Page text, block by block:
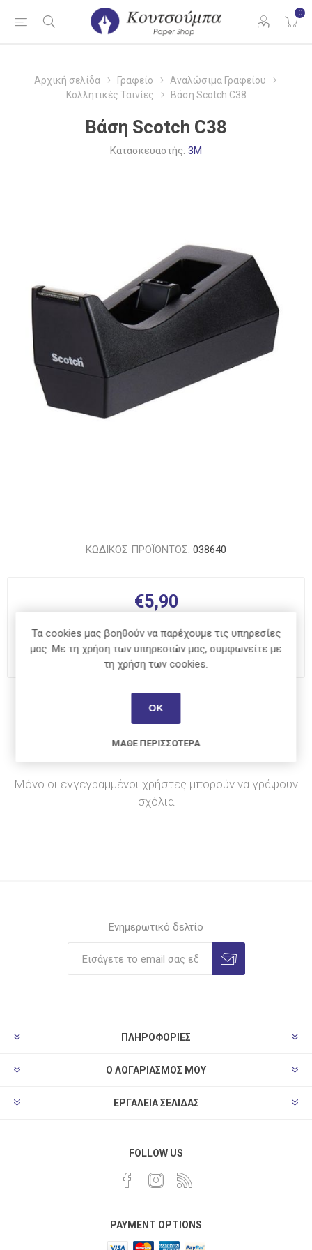
0
Αρχική σελίδα Γραφείο
Αναλώσιμα Γραφείου
Κολλητικές Ταινίες
Βάση Scotch C38
Βάση Scotch C38
Κατασκευαστής: 3M
ΚΩΔΙΚΟΣ ΠΡΟΪΟΝΤΟΣ: 038640
€5,90
i
ΑΓΟΡΆ
Κοινοποίηση:
Μόνο οι εγγεγραμμένοι χρήστες μπορούν να γράψουν
σχόλια
Ενημερωτικό δελτίο
ΠΛΗΡΟΦΟΡΊΕΣ
Ο ΛΟΓΑΡΙΑΣΜΌΣ ΜΟΥ
ΕΡΓΑΛΕΊΑ ΣΕΛΊΔΑΣ
FOLLOW US
PAYMENT OPTIONS
Τα cookies μας βοηθούν να παρέχουμε τις υπηρεσίες
μας. Με τη χρήση των υπηρεσιών μας, συμφωνείτε με
τη χρήση των cookies.
ΟΚ
ΜΆΘΕ ΠΕΡΙΣΣΌΤΕΡΑ